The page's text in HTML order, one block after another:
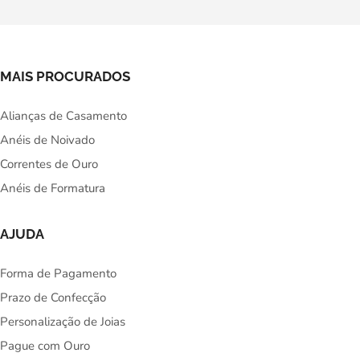
MAIS PROCURADOS
Alianças de Casamento
Anéis de Noivado
Correntes de Ouro
Anéis de Formatura
AJUDA
Forma de Pagamento
Prazo de Confecção
Personalização de Joias
Pague com Ouro